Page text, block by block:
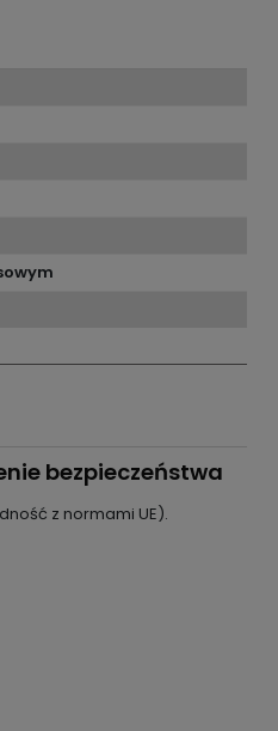
bezpieczeństwa
z normami UE).